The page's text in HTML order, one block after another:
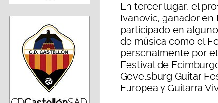
En tercer lugar, el
Ivanovic, ganador en
participado en
de música como el
personalmente por
Festival de
Gevelsburg Guitar
Europea y Guitarra